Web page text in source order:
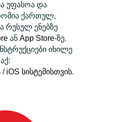
უფასოა და
ქართულ,
რუსულ ენებზე
ან App Store-ზე.
იხილე
აქ:
/ iOS სისტემისთვის.